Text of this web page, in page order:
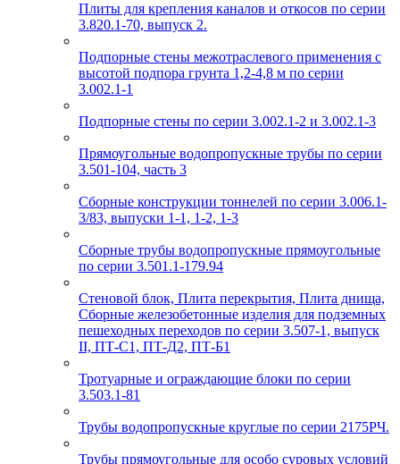
Плиты для крепления каналов и откосов по серии
3.820.1-70, выпуск 2.
Подпорные стены межотраслевого применения с
высотой подпора грунта 1,2-4,8 м по серии
3.002.1-1
Подпорные стены по серии 3.002.1-2 и 3.002.1-3
Прямоугольные водопропускные трубы по серии
3.501-104, часть 3
Сборные конструкции тоннелей по серии 3.006.1-
3/83, выпуски 1-1, 1-2, 1-3
Сборные трубы водопропускные прямоугольные
по серии 3.501.1-179.94
Стеновой блок, Плита перекрытия, Плита днища,
Сборные железобетонные изделия для подземных
пешеходных переходов по серии 3.507-1, выпуск
II, ПТ-С1, ПТ-Д2, ПТ-Б1
Тротуарные и ограждающие блоки по серии
3.503.1-81
Трубы водопропускные круглые по серии 2175РЧ.
Трубы прямоугольные для особо суровых условий